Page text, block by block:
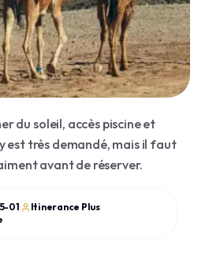
Agafay
Essaouira
Merzouga
Ourika
Ouzoud
du soleil, accès piscine et
est très demandé, mais il faut
avant de réserver.
01
Itinerance Plus